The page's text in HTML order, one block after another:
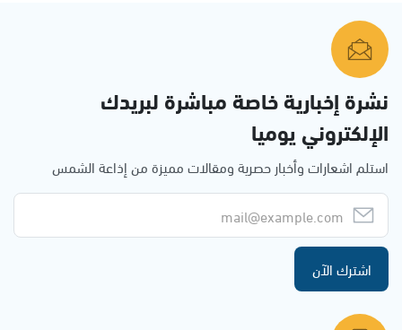
نشرة إخبارية خاصة مباشرة لبريدك
الإلكتروني يوميا
استلم اشعارات وأخبار حصرية ومقالات مميزة من إذاعة الشمس
اشترك الآن